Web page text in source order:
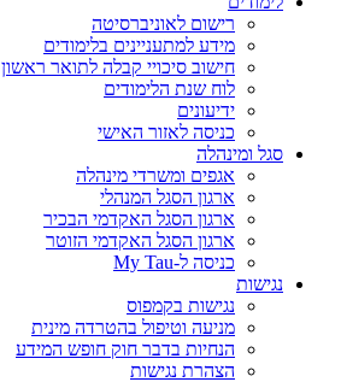
רישום לאוניברסיטה
מידע למתעניינים בלימודים
חישוב סיכויי קבלה לתואר ראשון
לוח שנת הלימודים
ידיעונים
כניסה לאזור האישי
סגל ומינהלה
אגפים ומשרדי מינהלה
ארגון הסגל המנהלי
ארגון הסגל האקדמי הבכיר
ארגון הסגל האקדמי הזוטר
כניסה ל-My Tau
נגישות
נגישות בקמפוס
מניעה וטיפול בהטרדה מינית
הנחיות בדבר חוק חופש המידע
הצהרת נגישות